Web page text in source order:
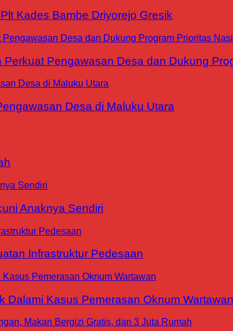
Kades Bambe Driyorejo Gresik
Pengawasan Desa dan Dukung
Desa di Maluku Utara
Anaknya Sendiri
Infrastruktur Pedesaan
Dalami Kasus Pemerasan Oknum Wartawan